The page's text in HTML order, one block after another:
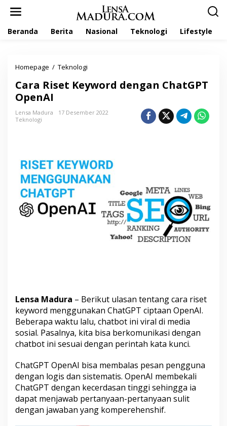
Beranda Berita Nasional Teknologi Lifestyle
Homepage / Teknologi
r
i
e
y
w
o
d
d
G
P
T
O
p
e
A
I
Cara Riset Keyword dengan ChatGPT
OpenAI
Lensa Madura
17 Desember 2022
Teknologi
Lensa Madura – Berikut ulasan tentang cara riset
keyword menggunakan ChatGPT ciptaan OpenAI.
Beberapa waktu lalu, chatbot ini viral di media
sosial. Pasalnya, kita bisa berkomunikasi dengan
chatbot ini sesuai dengan perintah kata kunci.
ChatGPT OpenAI bisa membalas pesan pengguna
dengan logis dan sistematis. OpenAI membekali
ChatGPT dengan kecerdasan tinggi sehingga ia
dapat menjawab pertanyaan-pertanyaan sulit
dengan jawaban yang komperehenshif.